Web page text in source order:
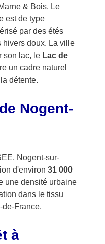
& Bois. Le
est de type
par des étés
hivers doux. La ville
son lac, le Lac de
un cadre naturel
détente.
Nogent-
Nogent-sur-
d'environ 31 000
une densité urbaine
dans le tissu
de-France.
à